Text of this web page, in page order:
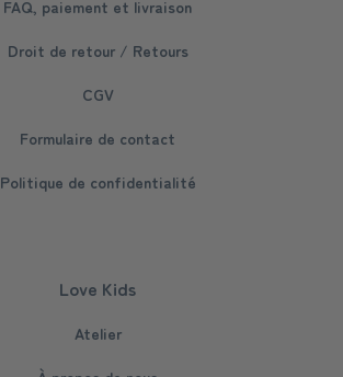
FAQ, paiement et livraison
Droit de retour / Retours
CGV
Formulaire de contact
Politique de confidentialité
Love Kids
Atelier